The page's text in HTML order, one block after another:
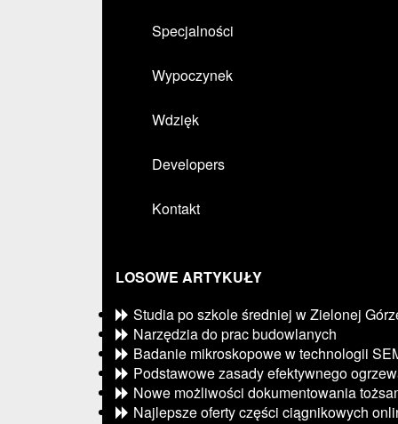
Specjalności
Wypoczynek
Wdzięk
Developers
Kontakt
LOSOWE ARTYKUŁY
Studia po szkole średniej w Zielonej
Narzędzia do prac budowlanych
Badanie mikroskopowe w technologii
Podstawowe zasady efektywnego
Nowe możliwości dokumentowania
Najlepsze oferty części ciągnikowych